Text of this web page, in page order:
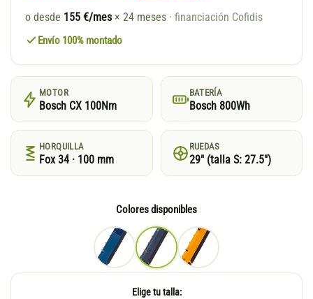
o desde 155 €/mes × 24 meses · financiación Cofidis
Envío 100% montado
MOTOR
Bosch CX 100Nm
BATERÍA
Bosch 800Wh
HORQUILLA
Fox 34 · 100 mm
RUEDAS
29″ (talla S: 27.5″)
Colores disponibles
Elige tu talla: